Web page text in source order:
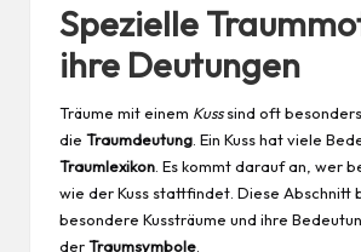
Spezielle
ihre Deutungen
Träume mit einem Kusssind oft
die Traumdeutung. Ein Kuss hat viele
Traumlexikon. Es kommt darauf an, wer
wie der Kuss stattfindet. Diese Abschnitt
besondere Kussträume und ihre
derTraumsymbole.